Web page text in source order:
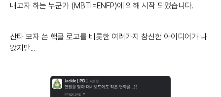
내고자 하는 누군가 (MBTI=ENFP)에 의해 시작 되었습니다.
산타 모자 쓴 핵클 로고를 비롯한 여러가지 참신한 아이디어가 나
왔지만...